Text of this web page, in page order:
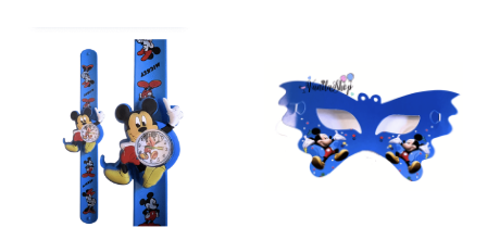
вариант 2.4
метра